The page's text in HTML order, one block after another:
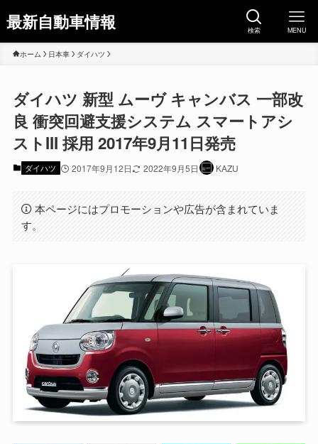
最新自動車情報 検索 MENU
ホーム 日本車 ダイハツ
ダイハツ 新型 ムーヴ キャンバス 一部改
良 衝突回避支援システム スマートアシ
ストIII 採用 2017年9月11日発売
ダイハツ 2017年9月12日 2022年9月5日 KAZU
本ページにはプロモーションや広告が含まれていま
す。